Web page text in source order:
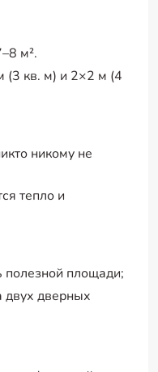
м².
(3 кв. м) и 2×2 м (4
никому не
тепло и
полезной площади;
двух дверных